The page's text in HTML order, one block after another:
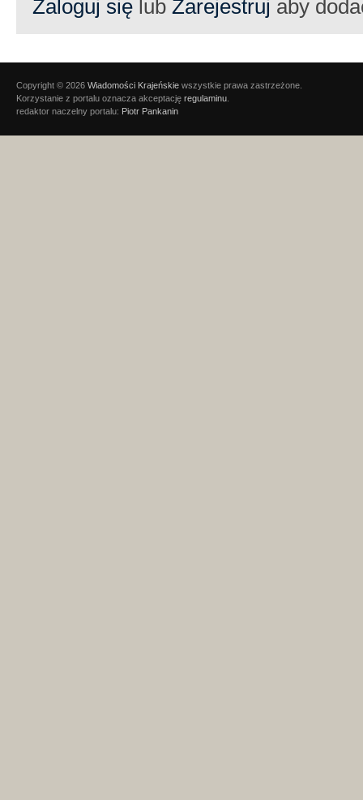
Zaloguj się lub Zarejestruj aby
Copyright © 2026 Wiadomości Krajeńskie wszystkie prawa zastrzeżone.
Korzystanie z portalu oznacza akceptację regulaminu
redaktor naczelny portalu: Piotr Pankanin